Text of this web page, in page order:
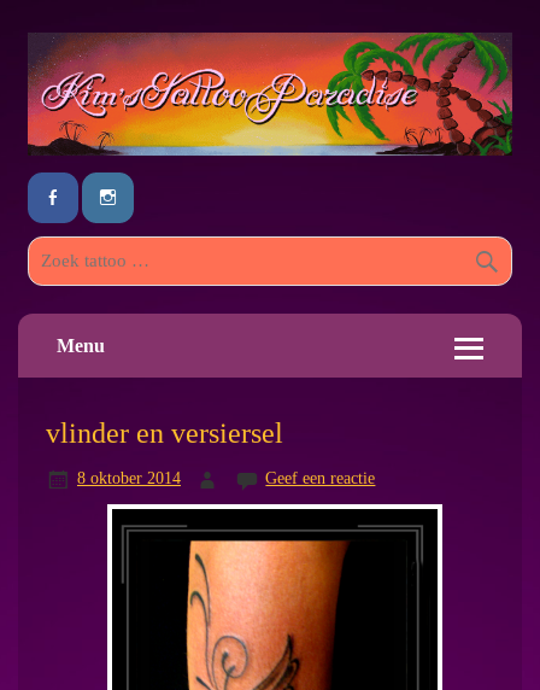
Menu
vlinder en versiersel
8 oktober 2014 Geef een reactie